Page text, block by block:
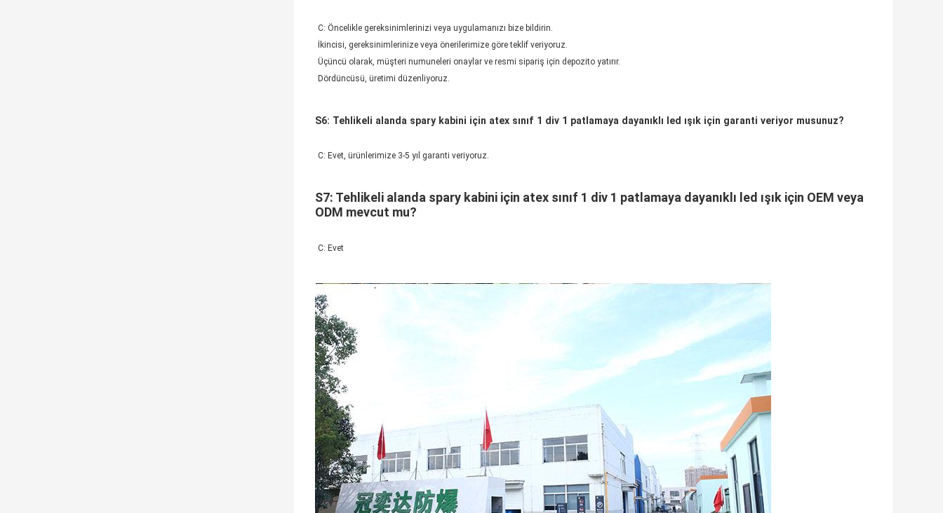
C: Öncelikle gereksinimlerinizi veya uygulamanızı bize bildirin.
İkincisi, gereksinimlerinize veya önerilerimize göre teklif veriyoruz.
Üçüncü olarak, müşteri numuneleri onaylar ve resmi sipariş için depozito yatırır.
Dördüncüsü, üretimi düzenliyoruz.
S6: Tehlikeli alanda spary kabini için atex sınıf 1 div 1 patlamaya dayanıklı led ışık için garanti veriyor musunuz?
C: Evet, ürünlerimize 3-5 yıl garanti veriyoruz.
S7: Tehlikeli alanda spary kabini için atex sınıf 1 div 1 patlamaya dayanıklı led ışık için OEM veya
ODM mevcut mu?
C: Evet